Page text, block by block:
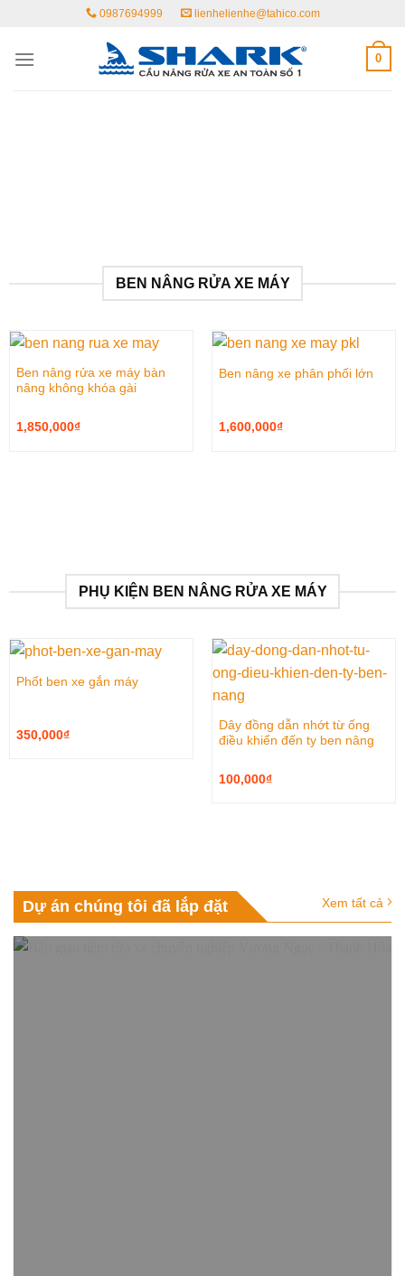
content
0987694999 lienhelienhe@tahico.com
0
BEN NÂNG RỬA XE MÁY
Ben nâng rửa xe máy bàn
nâng không khóa gài
1,850,000₫
Ben nâng xe phân phối lớn
1,600,000₫
PHỤ KIỆN BEN NÂNG RỬA XE MÁY
Phốt ben xe gắn máy
350,000₫
Dây đồng dẫn nhớt từ ống
điều khiển đến ty ben nâng
100,000₫
Dự án chúng tôi đã lắp đặt Xem tất cả